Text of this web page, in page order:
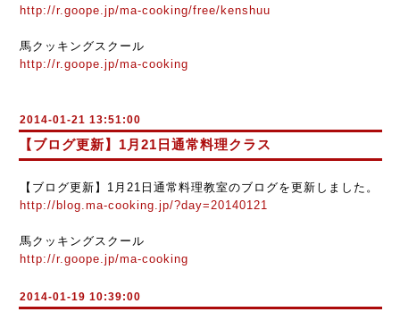
http://r.goope.jp/ma-cooking/free/kenshuu
馬クッキングスクール
http://r.goope.jp/ma-cooking
2014-01-21 13:51:00
【ブログ更新】1月21日通常料理クラス
【ブログ更新】1月21日通常料理教室のブログを更新しました。
http://blog.ma-cooking.jp/?day=20140121
馬クッキングスクール
http://r.goope.jp/ma-cooking
2014-01-19 10:39:00